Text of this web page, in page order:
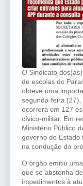
O Sindicato
de escolas do
obteve uma
segunda-feira
ocorrerá em 127
cívico-militar. Em
Ministério Público
governo do Estado
na condução do
O órgão emitiu
que se abstenha
impedimentos à